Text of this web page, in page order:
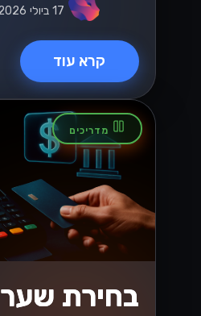
17 ביולי 2026
קרא עוד
מדריכים
בחירת שער